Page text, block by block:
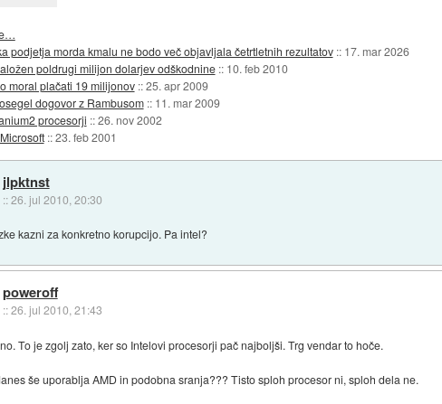
podjetja morda kmalu ne bodo več objavljala četrtletnih rezultatov :: 17. mar 2026
poldrugi milijon dolarjev odškodnine :: 10. feb 2010
moral plačati 19 milijonov ::25. apr 2009
dogovor z Rambusom :: 11. mar 2009
procesorji ::26. nov 2002
::23. feb 2001
jlpktnst
::26. jul 2010, 20:30
kazni za konkretno korupcijo. Pa intel?
poweroff
::26. jul 2010, 21:43
To je zgolj zato, ker so Intelovi procesorji pač najboljši. Trg vendar to hoče.
še uporablja AMD in podobna sranja??? Tisto sploh procesor ni, sploh dela ne.